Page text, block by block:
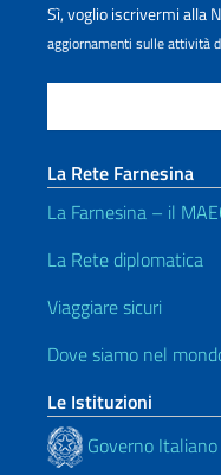
Sì, voglio iscrivermi alla
aggiornamenti sulle attività
La Rete Farnesina
La Farnesina – il
La Rete diplomatica
Viaggiare sicuri
Dove siamo nel
Le Istituzioni
Governo Italiano